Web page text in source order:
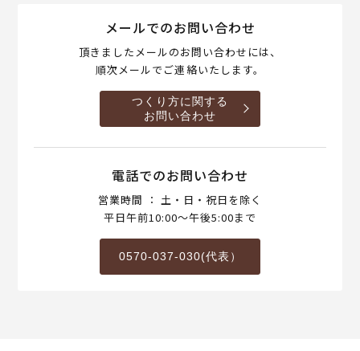
メールでのお問い合わせ
頂きましたメールのお問い合わせには、
順次メールでご連絡いたします。
つくり方に関する
お問い合わせ
電話でのお問い合わせ
営業時間 ： 土・日・祝日を除く
平日午前10:00～午後5:00まで
0570-037-030(代表）